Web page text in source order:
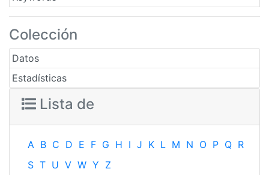
Colección
Datos
Estadísticas
Lista de
A B C D E F G H I J K L M N O P Q R
S T U V W Y Z